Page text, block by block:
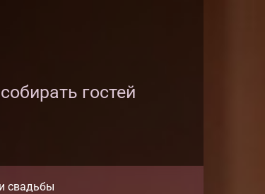
гостей
свадьбы